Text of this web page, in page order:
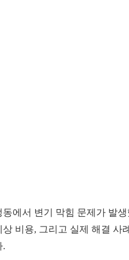
에서 변기 막힘 문제가 발
비용, 그리고 실제 해결 사
.